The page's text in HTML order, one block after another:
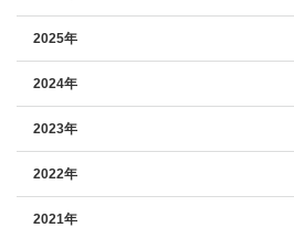
2025年
2024年
2023年
2022年
2021年